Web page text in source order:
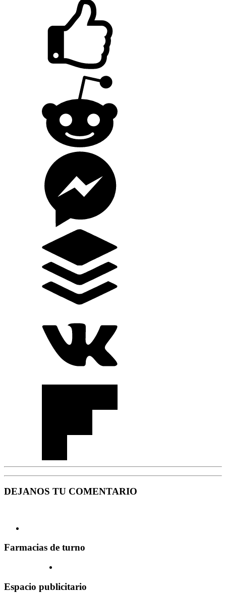
DEJANOS TU COMENTARIO
Farmacias de turno
Espacio publicitario